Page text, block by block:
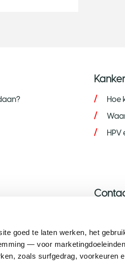
goed te laten werken, het
— voor
zoals surfgedrag, voorkeuren
Hoe
HPV